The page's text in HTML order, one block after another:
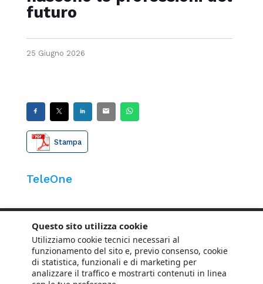
futuro
25 Giugno 2026
Stampa
TeleOne
Questo sito utilizza cookie
Utilizziamo cookie tecnici necessari al
funzionamento del sito e, previo consenso, cookie
di statistica, funzionali e di marketing per
analizzare il traffico e mostrarti contenuti in linea